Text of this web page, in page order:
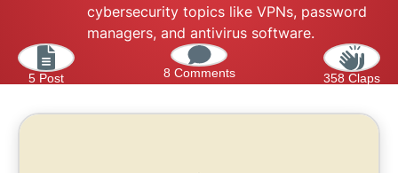
cybersecurity topics like VPNs, password
managers, and antivirus software.
5 Post 8 Comments 358 Claps